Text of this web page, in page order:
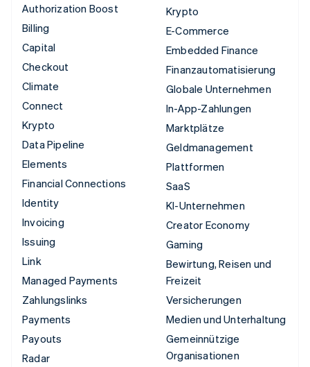
Authorization Boost
Billing
Capital
Checkout
Climate
Connect
Krypto
Data Pipeline
Elements
Financial Connections
Identity
Invoicing
Issuing
Link
Managed Payments
Zahlungslinks
Payments
Payouts
Radar
Krypto
E-Commerce
Embedded Finance
Finanzautomatisierung
Globale Unternehmen
In-App-Zahlungen
Marktplätze
Geldmanagement
Plattformen
SaaS
KI-Unternehmen
Creator Economy
Gaming
Bewirtung, Reisen und
Freizeit
Versicherungen
Medien und Unterhaltung
Gemeinnützige
Organisationen